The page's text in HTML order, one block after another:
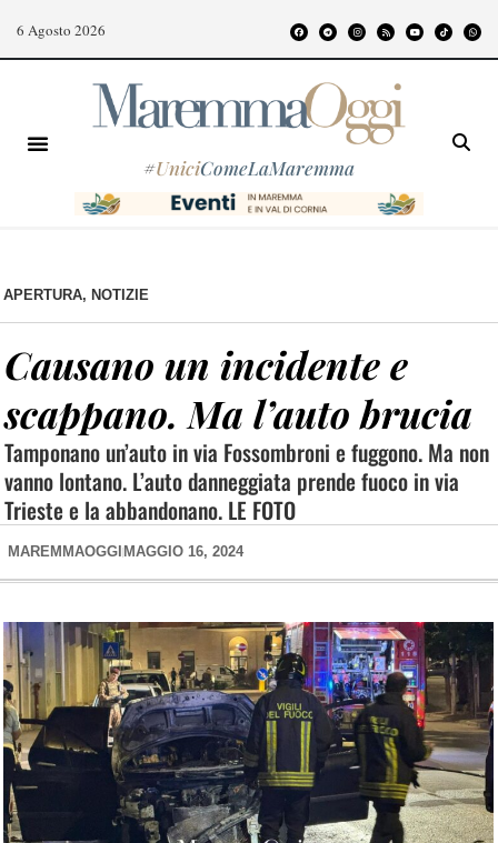
6 Agosto 2026
#UniciComeLaMaremma
APERTURA, NOTIZIE
Causano un incidente e
scappano. Ma l’auto brucia
Tamponano un’auto in via Fossombroni e fuggono. Ma non
vanno lontano. L’auto danneggiata prende fuoco in via
Trieste e la abbandonano. LE FOTO
MAREMMAOGGI MAGGIO 16, 2024